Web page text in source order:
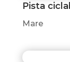
Pista
Mare